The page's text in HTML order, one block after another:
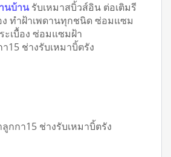
นบ้านรับเหมาสบิ้วส์อิน ต่อเติมรี
ง ทำฝ้าเพดานทุกชนิด ซ่อมแซม
เบื้อง ซ่อมแซมฝ้า
กกา15 ช่างรับเหมาบิ้ตรัง
ำลูกกา15 ช่างรับเหมาบิ้ตรัง